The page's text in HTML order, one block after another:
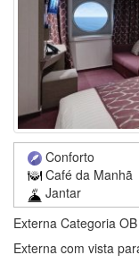
Conforto
Café da Manhã
Jantar
Externa Categoria OB
Externa com vista